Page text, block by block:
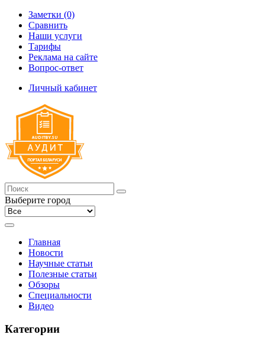
Заметки (0)
Сравнить
Наши услуги
Тарифы
Реклама на сайте
Вопрос-ответ
Личный кабинет
Выберите город
Главная
Новости
Научные статьи
Полезные статьи
Обзоры
Специальности
Видео
Категории